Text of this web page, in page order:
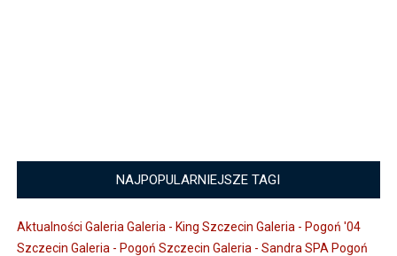
NAJPOPULARNIEJSZE TAGI
Aktualności Galeria Galeria - King Szczecin Galeria - Pogoń '04
Szczecin Galeria - Pogoń Szczecin Galeria - Sandra SPA Pogoń